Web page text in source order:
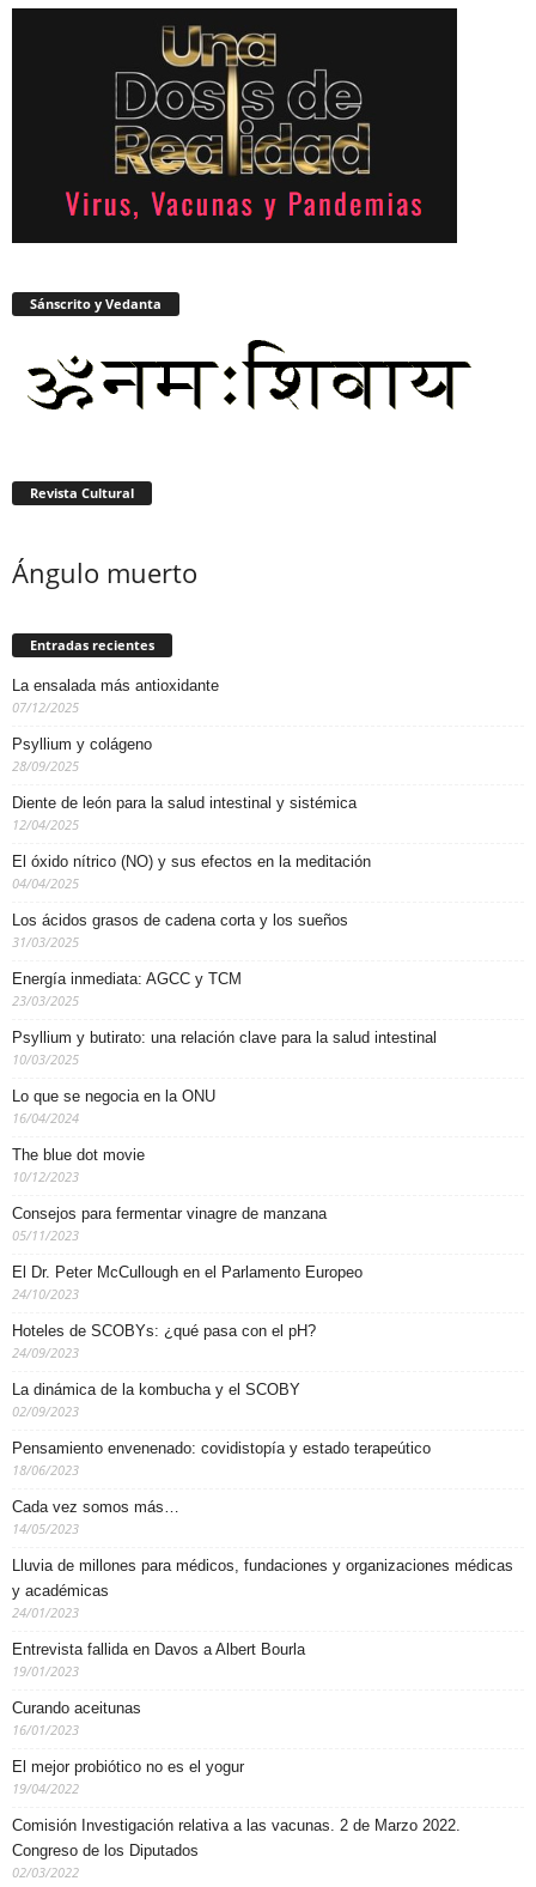
Sánscrito y Vedanta
Revista Cultural
Ángulo muerto
Entradas recientes
La ensalada más antioxidante
07/12/2025
Psyllium y colágeno
28/09/2025
Diente de león para la salud intestinal y sistémica
12/04/2025
El óxido nítrico (NO) y sus efectos en la meditación
04/04/2025
Los ácidos grasos de cadena corta y los sueños
31/03/2025
Energía inmediata: AGCC y TCM
23/03/2025
Psyllium y butirato: una relación clave para la salud intestinal
10/03/2025
Lo que se negocia en la ONU
16/04/2024
The blue dot movie
10/12/2023
Consejos para fermentar vinagre de manzana
05/11/2023
El Dr. Peter McCullough en el Parlamento Europeo
24/10/2023
Hoteles de SCOBYs: ¿qué pasa con el pH?
24/09/2023
La dinámica de la kombucha y el SCOBY
02/09/2023
Pensamiento envenenado: covidistopía y estado terapeútico
18/06/2023
Cada vez somos más…
14/05/2023
Lluvia de millones para médicos, fundaciones y organizaciones médicas
y académicas
24/01/2023
Entrevista fallida en Davos a Albert Bourla
19/01/2023
Curando aceitunas
16/01/2023
El mejor probiótico no es el yogur
19/04/2022
Comisión Investigación relativa a las vacunas. 2 de Marzo 2022.
Congreso de los Diputados
02/03/2022